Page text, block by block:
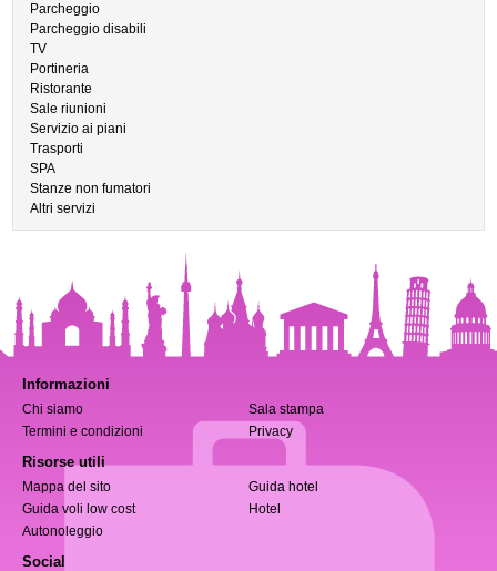
Parcheggio
Parcheggio disabili
TV
Portineria
Ristorante
Sale riunioni
Servizio ai piani
Trasporti
SPA
Stanze non fumatori
Altri servizi
Informazioni
Chi siamo
Sala stampa
Termini e condizioni
Privacy
Risorse utili
Mappa del sito
Guida hotel
Guida voli low cost
Hotel
Autonoleggio
Social